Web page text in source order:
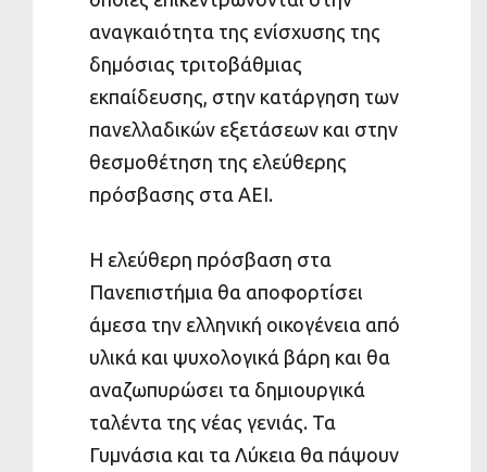
αναγκαιότητα της ενίσχυσης της
δημόσιας τριτοβάθμιας
εκπαίδευσης, στην κατάργηση των
πανελλαδικών εξετάσεων και στην
θεσμοθέτηση της ελεύθερης
πρόσβασης στα ΑΕΙ.
Η ελεύθερη πρόσβαση στα
Πανεπιστήμια θα αποφορτίσει
άμεσα την ελληνική οικογένεια από
υλικά και ψυχολογικά βάρη και θα
αναζωπυρώσει τα δημιουργικά
ταλέντα της νέας γενιάς. Τα
Γυμνάσια και τα Λύκεια θα πάψουν